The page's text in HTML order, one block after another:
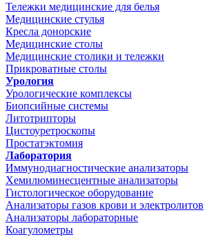
Тележки медицинские для белья
Медицинские стулья
Кресла донорские
Медицинские столы
Медицинские столики и тележки
Прикроватные столы
Урология
Урологические комплексы
Биопсийные системы
Литотрипторы
Цистоуретроскопы
Простатэктомия
Лаборатория
Иммунодиагностические анализаторы
Хемилюминесцентные анализаторы
Гистологическое оборудование
Анализаторы газов крови и электролитов
Анализаторы лабораторные
Коагулометры